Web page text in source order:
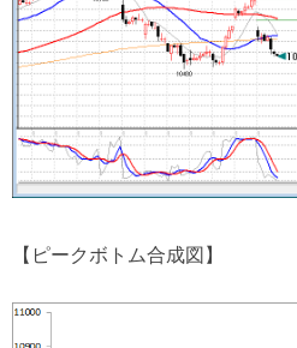
【ピークボトム合成図】